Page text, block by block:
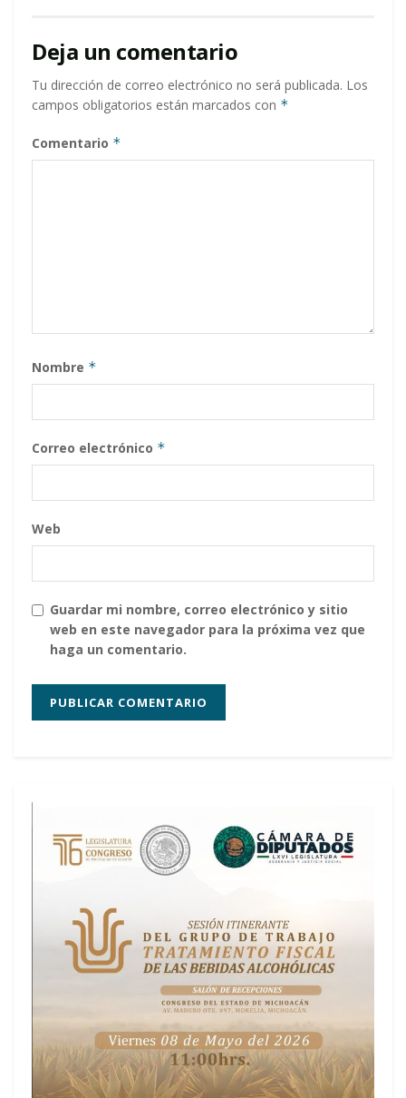
Deja un comentario
Tu dirección de correo electrónico no será publicada. Los
campos obligatorios están marcados con *
Comentario *
Nombre *
Correo electrónico *
Web
Guardar mi nombre, correo electrónico y sitio
web en este navegador para la próxima vez que
haga un comentario.